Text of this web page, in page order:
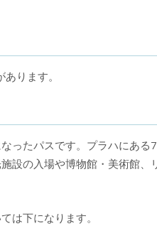
ります。
ったパスです。プラハにあ
設の入場や博物館・美術館、
は下になります。